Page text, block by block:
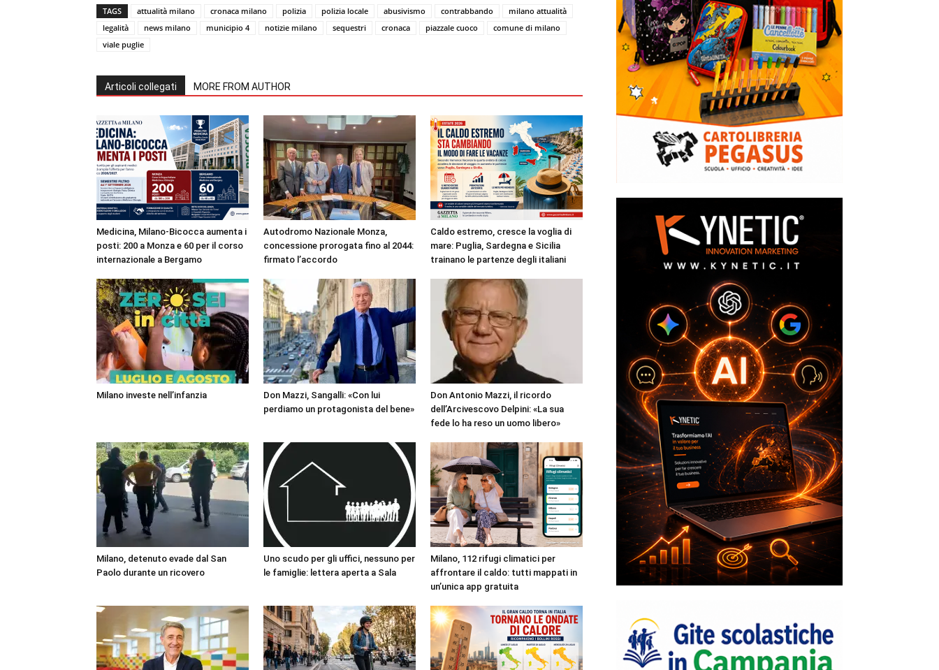
TAGS attualità milano cronaca milano polizia polizia locale abusivismo contrabbando
milano attualità
legalità
news milano municipio 4 notizie milano sequestri cronaca piazzale cuoco
comune di milano
viale puglie
Articoli collegati MORE FROM AUTHOR
Medicina, Milano-Bicocca aumenta i
posti: 200 a Monza e 60 per il corso
internazionale a Bergamo
Autodromo Nazionale Monza,
concessione prorogata fino al 2044:
firmato l’accordo
Caldo estremo, cresce la voglia di
mare: Puglia, Sardegna e Sicilia
trainano le partenze degli italiani
Milano investe nell’infanzia
Don Mazzi, Sangalli: «Con lui
perdiamo un protagonista del bene»
Don Antonio Mazzi, il ricordo
dell’Arcivescovo Delpini: «La sua
fede lo ha reso un uomo libero»
Milano, detenuto evade dal San
Paolo durante un ricovero
Uno scudo per gli uffici, nessuno per
le famiglie: lettera aperta a Sala
Milano, 112 rifugi climatici per
affrontare il caldo: tutti mappati in
un’unica app gratuita